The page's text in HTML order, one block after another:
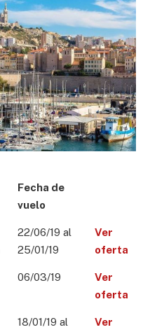
Fecha de
vuelo
22/06/19 al
25/01/19
Ver
oferta
06/03/19
Ver
oferta
18/01/19 al
Ver